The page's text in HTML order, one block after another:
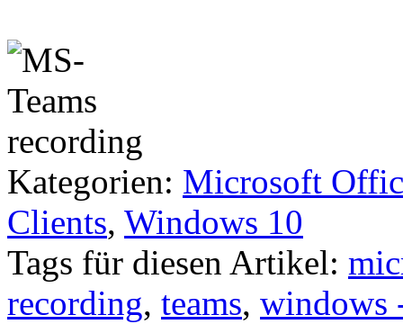
Kategorien: Microsoft
Clients, Windows 10
Tags für diesen Artikel:
recording, teams, windows